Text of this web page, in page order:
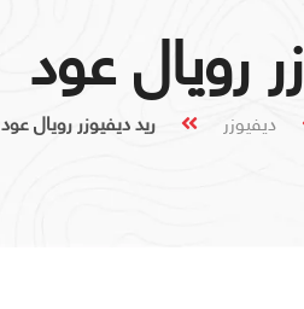
رويال عود
ديفيوزر ريد ديفيوزر رويال عود